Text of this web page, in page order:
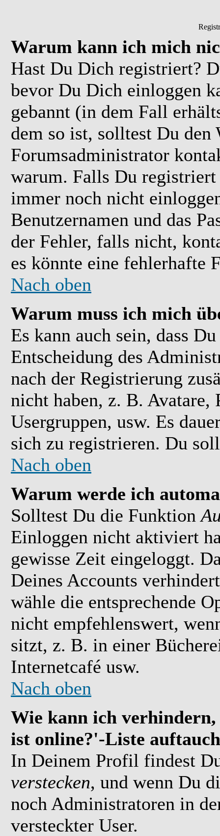
Warum kann ich mich
Hast Du Dich registriert?
bevor Du Dich einloggen
gebannt (in dem Fall
dem so ist, solltest Du den
Forumsadministrator
warum. Falls Du
immer noch nicht
Benutzernamen und das
der Fehler, falls nicht,
es könnte eine fehlerhafte
Nach oben
Warum muss ich mich
Es kann auch sein, dass
Entscheidung des
nach der Registrierung
nicht haben, z. B.
Usergruppen, usw. Es
sich zu registrieren. Du
Nach oben
Warum werde ich
Solltest Du die Funktion
Einloggen nicht aktiviert
gewisse Zeit eingeloggt.
Deines Accounts
wähle die entsprechende
nicht empfehlenswert,
sitzt, z. B. in einer
Internetcafé usw.
Nach oben
Wie kann ich
ist online?'-Liste
In Deinem Profil findest
verstecken, und wenn Du
noch Administratoren in
versteckter User.